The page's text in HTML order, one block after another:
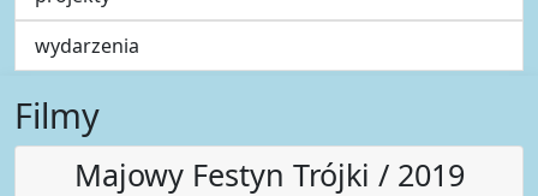
wydarzenia
Filmy
Majowy Festyn Trójki / 2019